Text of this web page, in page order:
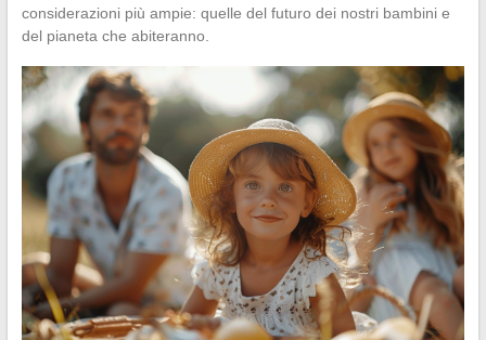
considerazioni più ampie: quelle del futuro dei nostri bambini e
del pianeta che abiteranno.